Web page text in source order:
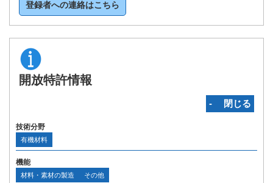
登録者への連絡はこちら
開放特許情報
‐ 閉じる
技術分野
有機材料
機能
材料・素材の製造 その他